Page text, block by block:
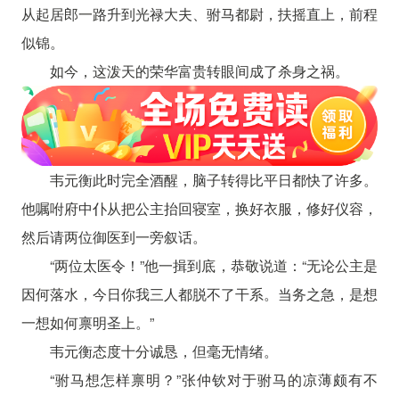
从起居郎一路升到光禄大夫、驸马都尉，扶摇直上，前程
似锦。
如今，这泼天的荣华富贵转眼间成了杀身之祸。
韦元衡此时完全酒醒，脑子转得比平日都快了许多。
他嘱咐府中仆从把公主抬回寝室，换好衣服，修好仪容，
然后请两位御医到一旁叙话。
“两位太医令！”他一揖到底，恭敬说道：“无论公主是
因何落水，今日你我三人都脱不了干系。当务之急，是想
一想如何禀明圣上。”
韦元衡态度十分诚恳，但毫无情绪。
“驸马想怎样禀明？”张仲钦对于驸马的凉薄颇有不